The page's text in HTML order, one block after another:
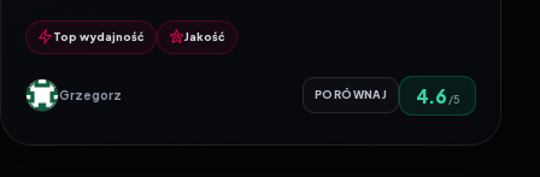
Top wydajność Jakość
Grzegorz PORÓWNAJ 4.6 /5